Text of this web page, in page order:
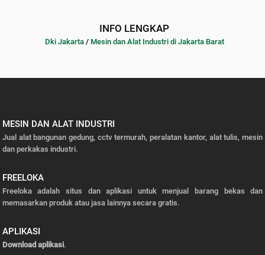
INFO LENGKAP
Dki Jakarta/ Mesin dan Alat Industri di Jakarta Barat
MESIN DAN ALAT INDUSTRI
Jual alat bangunan gedung, cctv termurah, peralatan kantor, alat tulis, mesin
dan perkakas industri.
FREELOKA
Freeloka adalah situs dan aplikasi untuk menjual barang bekas dan
memasarkan produk atau jasa lainnya secara gratis.
APLIKASI
Download aplikasi.